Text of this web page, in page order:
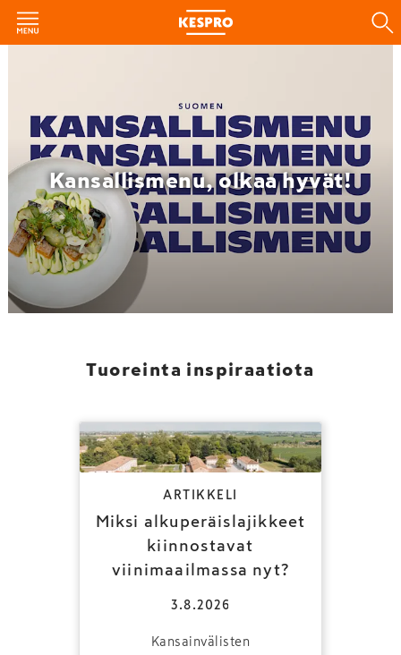
Kansallismenu, olkaa hyvät!
Tuoreinta inspiraatiota
ARTIKKELI
Miksi alkuperäislajikkeet
kiinnostavat
viinimaailmassa nyt?
3.8.2026
Kansainvälisten